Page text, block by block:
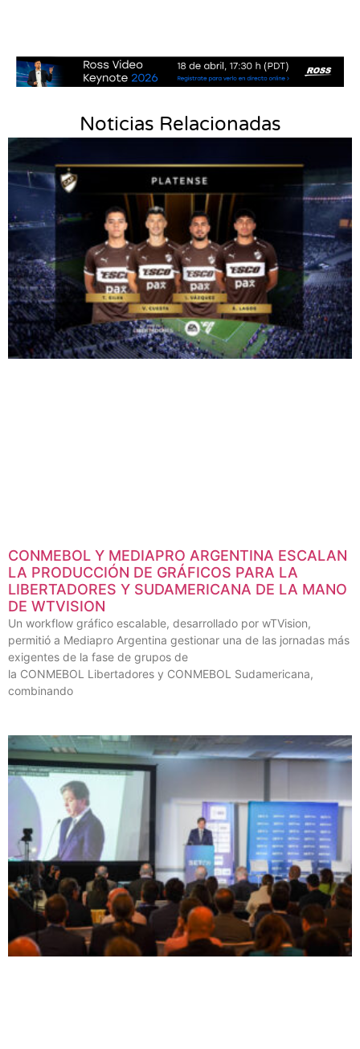
Noticias Relacionadas
CONMEBOL Y MEDIAPRO ARGENTINA ESCALAN
LA PRODUCCIÓN DE GRÁFICOS PARA LA
LIBERTADORES Y SUDAMERICANA DE LA MANO
DE WTVISION
Un workflow gráfico escalable, desarrollado por wTVision,
permitió a Mediapro Argentina gestionar una de las jornadas más
exigentes de la fase de grupos de
la CONMEBOL Libertadores y CONMEBOL Sudamericana,
combinando